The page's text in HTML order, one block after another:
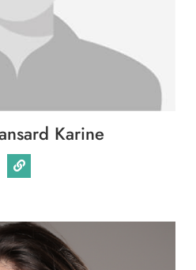
Famille
Entreprise
Karine